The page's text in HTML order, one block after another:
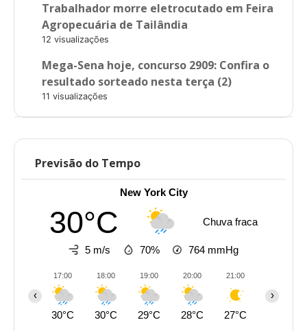
Trabalhador morre eletrocutado em Feira
Agropecuária de Tailândia
12 visualizações
Mega-Sena hoje, concurso 2909: Confira o
resultado sorteado nesta terça (2)
11 visualizações
Previsão do Tempo
New York City
30°C Chuva fraca
5 m/s 70% 764 mmHg
17:00
30°C
18:00
30°C
19:00
29°C
20:00
28°C
21:00
27°C
‹ ›